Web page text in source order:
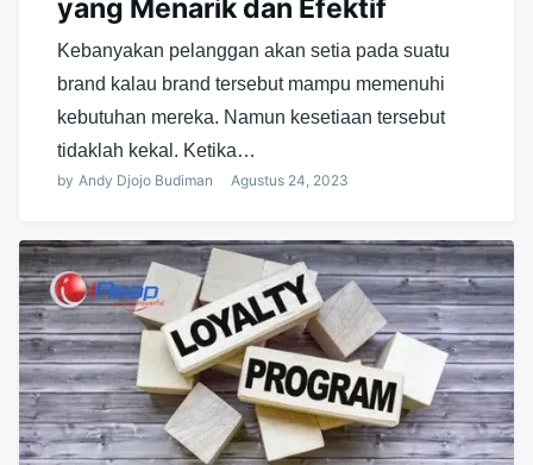
yang Menarik dan Efektif
Kebanyakan pelanggan akan setia pada suatu
brand kalau brand tersebut mampu memenuhi
kebutuhan mereka. Namun kesetiaan tersebut
tidaklah kekal. Ketika…
by Andy Djojo Budiman Agustus 24, 2023